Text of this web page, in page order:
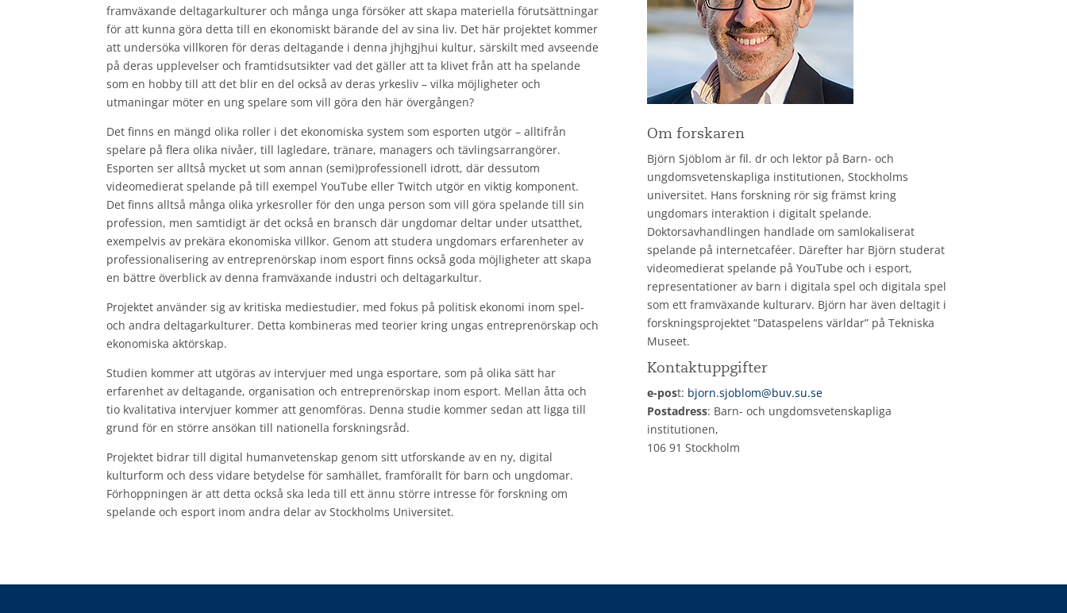
framväxande deltagarkulturer och många unga försöker att skapa materiella förutsättningar
för att kunna göra detta till en ekonomiskt bärande del av sina liv. Det här projektet kommer
att undersöka villkoren för deras deltagande i denna jhjhgjhui kultur, särskilt med avseende
på deras upplevelser och framtidsutsikter vad det gäller att ta klivet från att ha spelande
som en hobby till att det blir en del också av deras yrkesliv – vilka möjligheter och
utmaningar möter en ung spelare som vill göra den här övergången?
Det finns en mängd olika roller i det ekonomiska system som esporten utgör – alltifrån
spelare på flera olika nivåer, till lagledare, tränare, managers och tävlingsarrangörer.
Esporten ser alltså mycket ut som annan (semi)professionell idrott, där dessutom
videomedierat spelande på till exempel YouTube eller Twitch utgör en viktig komponent.
Det finns alltså många olika yrkesroller för den unga person som vill göra spelande till sin
profession, men samtidigt är det också en bransch där ungdomar deltar under utsatthet,
exempelvis av prekära ekonomiska villkor. Genom att studera ungdomars erfarenheter av
professionalisering av entreprenörskap inom esport finns också goda möjligheter att skapa
en bättre överblick av denna framväxande industri och deltagarkultur.
Projektet använder sig av kritiska mediestudier, med fokus på politisk ekonomi inom spel-
och andra deltagarkulturer. Detta kombineras med teorier kring ungas entreprenörskap och
ekonomiska aktörskap.
Studien kommer att utgöras av intervjuer med unga esportare, som på olika sätt har
erfarenhet av deltagande, organisation och entreprenörskap inom esport. Mellan åtta och
tio kvalitativa intervjuer kommer att genomföras. Denna studie kommer sedan att ligga till
grund för en större ansökan till nationella forskningsråd.
Projektet bidrar till digital humanvetenskap genom sitt utforskande av en ny, digital
kulturform och dess vidare betydelse för samhället, framförallt för barn och ungdomar.
Förhoppningen är att detta också ska leda till ett ännu större intresse för forskning om
spelande och esport inom andra delar av Stockholms Universitet.
Om forskaren
Björn Sjöblom är fil. dr och lektor på Barn- och
ungdomsvetenskapliga institutionen, Stockholms
universitet. Hans forskning rör sig främst kring
ungdomars interaktion i digitalt spelande.
Doktorsavhandlingen handlade om samlokaliserat
spelande på internetcaféer. Därefter har Björn studerat
videomedierat spelande på YouTube och i esport,
representationer av barn i digitala spel och digitala spel
som ett framväxande kulturarv. Björn har även deltagit i
forskningsprojektet ”Dataspelens världar” på Tekniska
Museet.
Kontaktuppgifter
e-post: bjorn.sjoblom@buv.su.se
Postadress: Barn- och ungdomsvetenskapliga
institutionen,
106 91 Stockholm